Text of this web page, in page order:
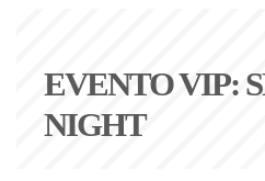
EVENTO VIP:
NIGHT